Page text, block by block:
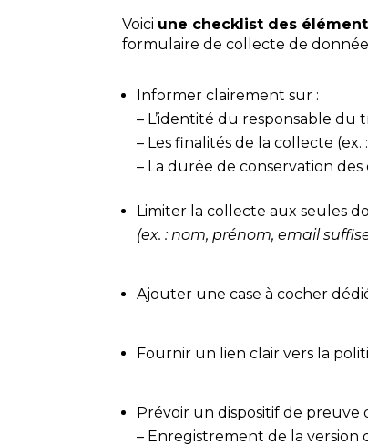
Voici une checklist des
formulaire de collecte de
Informer clairement sur :
– L’identité du responsable du
– Les finalités de la collecte
– La durée de conservation des
Limiter la collecte aux seules
(ex. : nom, prénom, email
Ajouter une case à cocher
Fournir un lien clair vers la
Prévoir un dispositif de preuve
– Enregistrement de la